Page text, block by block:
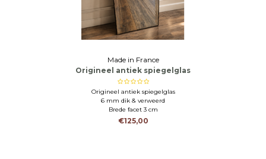
Made in France
Origineel antiek spiegelglas
Origineel antiek spiegelglas
6 mm dik & verweerd
Brede facet 3 cm
€125,00